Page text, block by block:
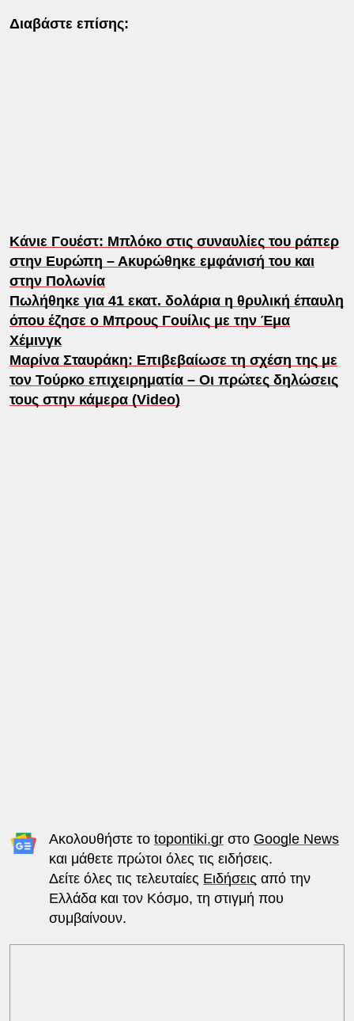
Διαβάστε επίσης:
Kάνιε Γουέστ: Μπλόκο στις συναυλίες του ράπερ
στην Ευρώπη – Ακυρώθηκε εμφάνισή του και
στην Πολωνία
Πωλήθηκε για 41 εκατ. δολάρια η θρυλική έπαυλη
όπου έζησε ο Μπρους Γουίλις με την Έμα
Χέμινγκ
Μαρίνα Σταυράκη: Επιβεβαίωσε τη σχέση της με
τον Τούρκο επιχειρηματία – Οι πρώτες δηλώσεις
τους στην κάμερα (Video)
Ακολουθήστε το topontiki.grστο Google News
και μάθετε πρώτοι όλες τις ειδήσεις.
Δείτε όλες τις τελευταίες Ειδήσεις από την
Ελλάδα και τον Κόσμο, τη στιγμή που
συμβαίνουν.